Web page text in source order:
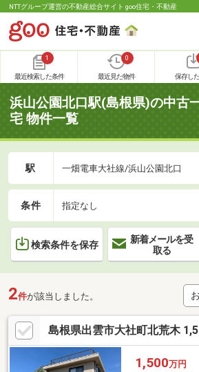
NTTグループ運営の不動産総合サイト goo住宅・不動産
1
最近検索した条件
0
最近見た物件 保存し
浜山公園北口駅(島根県)の中古
宅 物件一覧
駅 一畑電車大社線/浜山公園北口
条件 指定なし
検索条件を保存
新着メールを受
取る
2件が該当しました。
島根県出雲市大社町北荒木
1,500万円